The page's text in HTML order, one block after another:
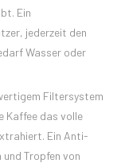
Ein
jederzeit den
Wasser oder
Filtersystem
Kaffee das volle
Ein Anti-
Tropfen von